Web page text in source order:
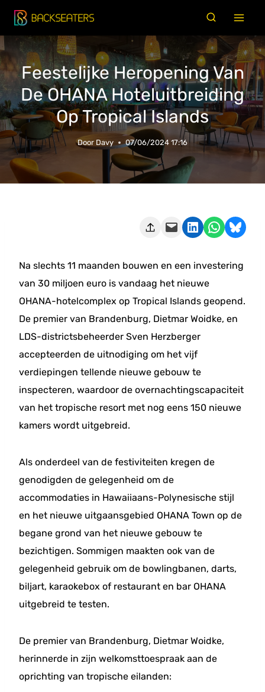
Doorgaan
naar
inhoud
Feestelijke Heropening Van
De OHANA Hoteluitbreiding
Op Tropical Islands
Door Davy 07/06/2024 17:16
Deze pagina e-mailen Delen op LinkedIn Delen via WhatsApp Share on Bluesky
Na slechts 11 maanden bouwen en een investering
van 30 miljoen euro is vandaag het nieuwe
OHANA-hotelcomplex op Tropical Islands geopend.
De premier van Brandenburg, Dietmar Woidke, en
LDS-districtsbeheerder Sven Herzberger
accepteerden de uitnodiging om het vijf
verdiepingen tellende nieuwe gebouw te
inspecteren, waardoor de overnachtingscapaciteit
van het tropische resort met nog eens 150 nieuwe
kamers wordt uitgebreid.
Als onderdeel van de festiviteiten kregen de
genodigden de gelegenheid om de
accommodaties in Hawaiiaans-Polynesische stijl
en het nieuwe uitgaansgebied OHANA Town op de
begane grond van het nieuwe gebouw te
bezichtigen. Sommigen maakten ook van de
gelegenheid gebruik om de bowlingbanen, darts,
biljart, karaokebox of restaurant en bar OHANA
uitgebreid te testen.
De premier van Brandenburg, Dietmar Woidke,
herinnerde in zijn welkomsttoespraak aan de
oprichting van tropische eilanden: